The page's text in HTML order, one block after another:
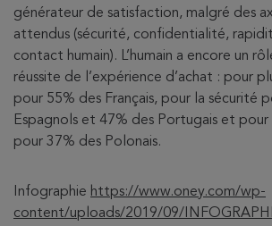
générateur de satisfaction, malgré des
attendus (sécurité, confidentialité,
contact humain). L’humain a encore un
réussite de l’expérience d’achat : pour
pour 55% des Français, pour la sécurité
Espagnols et 47% des Portugais et pour
pour 37% des Polonais.
Infographie https://www.oney.com/wp-
content/uploads/2019/09/